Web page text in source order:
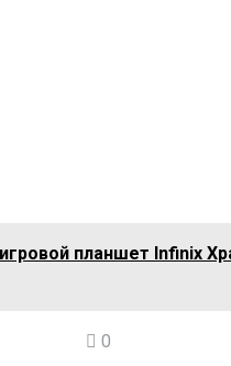
планшет Infinix
0